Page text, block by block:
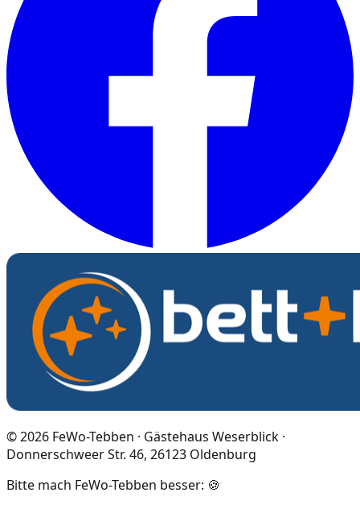
©2026 FeWo-Tebben · Gästehaus Weserblick ·
Donnerschweer Str. 46, 26123 Oldenburg
Bitte mach FeWo-Tebben besser: 🍪